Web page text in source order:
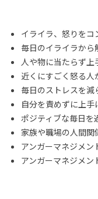
イライラ、怒りを
毎日のイライラから
人や物に当たらず
近くにすごく怒る人
毎日のストレスを減
自分を責めずに上
ポジティブな毎日を
家族や職場の人間関
アンガーマネジメン
アンガーマネジメ